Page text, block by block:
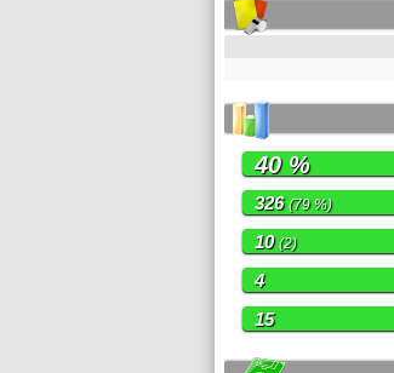
40 %
326(79 %)
10(2)
4
15